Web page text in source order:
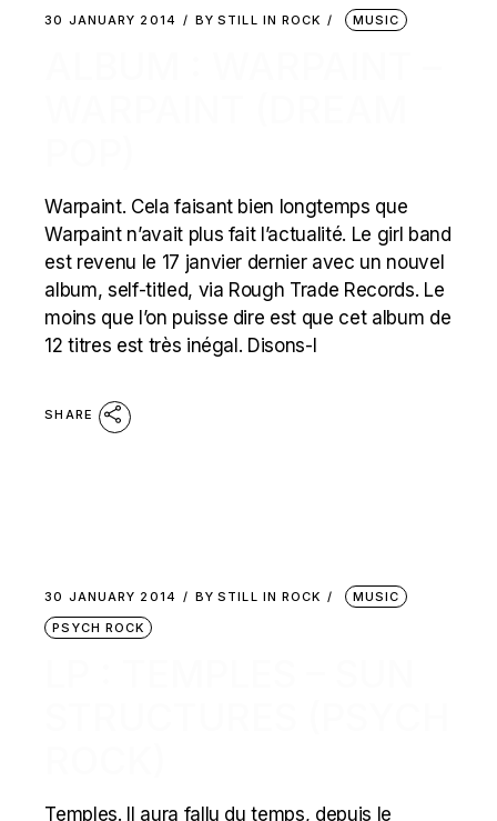
30 JANUARY 2014 BY STILL IN ROCK MUSIC
Warpaint. Cela faisant bien longtemps que
Warpaint n’avait plus fait l’actualité. Le girl band
est revenu le 17 janvier dernier avec un nouvel
album, self-titled, via Rough Trade Records. Le
moins que l’on puisse dire est que cet album de
12 titres est très inégal. Disons-l
SHARE
30 JANUARY 2014 BY STILL IN ROCK
MUSIC
PSYCH ROCK
Temples. Il aura fallu du temps, depuis le